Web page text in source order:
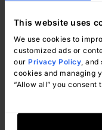
This website uses
We use cookies to
customized ads or
our Privacy Policy ,
cookies and managing
“Allow all” you consent
Hardware
Zarządzanie
Jak
Androidem